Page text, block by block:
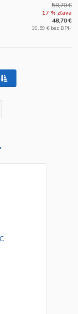
58,70 €
17 % zľava
48,70 €
39,59 € bez DPH